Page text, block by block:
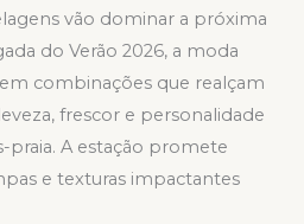
vão dominar a próxima
do Verão 2026, a moda
combinações que realçam
frescor e personalidade
praia. A estação promete
e texturas impactantes